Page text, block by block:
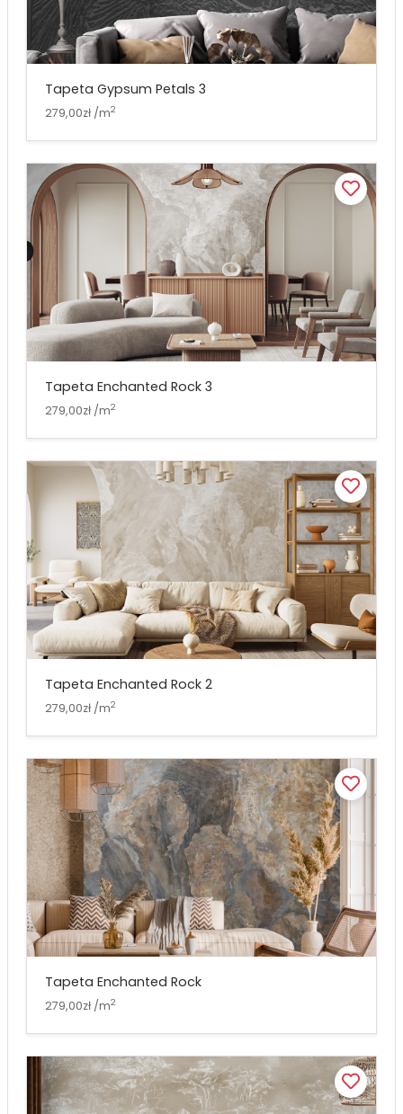
Tapeta Gypsum Petals 3
279,00zł /m2
Tapeta Enchanted Rock 3
279,00zł /m2
Tapeta Enchanted Rock 2
279,00zł /m2
Tapeta Enchanted Rock
279,00zł /m2